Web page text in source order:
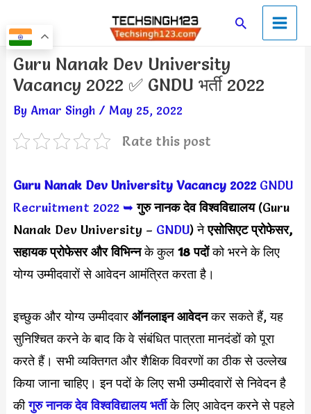
to
content
SearchMain
Menu
Guru Nanak Dev University
Vacancy 2022 ✅ GNDU भर्ती 2022
By Amar Singh / May 25, 2022
Rate this post
Guru Nanak Dev University Vacancy 2022 GNDU
Recruitment 2022 ➥ गुरु नानक देव विश्वविद्यालय(Guru
Nanak Dev University – GNDU) नेएसोसिएट प्रोफेसर,
सहायक प्रोफेसर और विभिन्नके कुल18 पदोंको भरने के लिए
योग्य उम्मीदवारों से आवेदन आमंत्रित करता है।
इच्छुक और योग्य उम्मीदवार ऑनलाइन आवेदनकर सकते हैं, यह
सुनिश्चित करने के बाद कि वे संबंधित पात्रता मानदंडों को पूरा
करते हैं। सभी व्यक्तिगत और शैक्षिक विवरणों का ठीक से उल्लेख
किया जाना चाहिए। इन पदों के लिए सभी उम्मीदवारों से निवेदन है
कीगुरु नानक देव विश्वविद्यालय भर्तीके लिए आवेदन करने से पहले
Post
navigation